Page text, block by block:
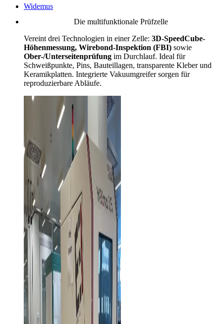
Widemus
Die multifunktionale Prüfzelle
Vereint drei Technologien in einer Zelle: 3D-SpeedCube-
Höhenmessung, Wirebond-Inspektion (FBI) sowie
Ober-/Unterseitenprüfung im Durchlauf. Ideal für
Schweißpunkte, Pins, Bauteillagen, transparente Kleber und
Keramikplatten. Integrierte Vakuumgreifer sorgen für
reproduzierbare Abläufe.